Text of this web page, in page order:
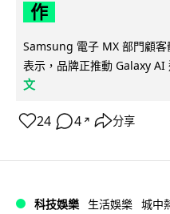
作
Samsung 電子 MX 部門顧
表示，品牌正推動 Galaxy
文
24 4 ↗ 分享
科技娛樂 生活娛樂 城中